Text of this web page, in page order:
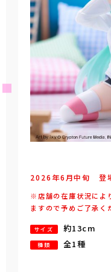
2026年6 月中旬 登
※店舗の在庫状況によ
ますので予めご了承く
サイズ 約13cm
種類 全1種